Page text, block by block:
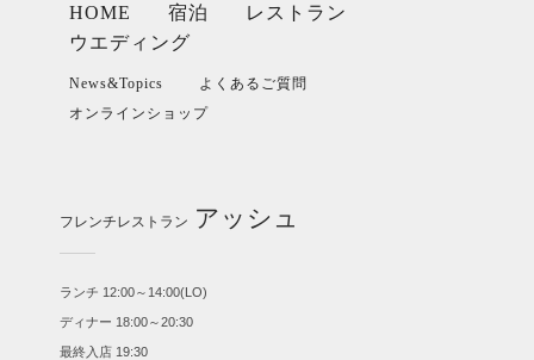
HOME 宿泊
レストラン
ウエディング
News&Topics
よくあるご質問
オンラインショップ
フレンチレストラン アッシュ
ランチ 12:00～14:00(LO)
ディナー 18:00～20:30
最終入店 19:30